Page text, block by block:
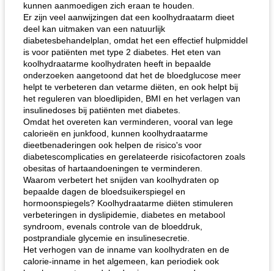
kunnen aanmoedigen zich eraan te houden.
Er zijn veel aanwijzingen dat een koolhydraatarm dieet
deel kan uitmaken van een natuurlijk
diabetesbehandelplan, omdat het een effectief hulpmiddel
is voor patiënten met type 2 diabetes. Het eten van
koolhydraatarme koolhydraten heeft in bepaalde
onderzoeken aangetoond dat het de bloedglucose meer
helpt te verbeteren dan vetarme diëten, en ook helpt bij
het reguleren van bloedlipiden, BMI en het verlagen van
insulinedoses bij patiënten met diabetes.
Omdat het overeten kan verminderen, vooral van lege
calorieën en junkfood, kunnen koolhydraatarme
dieetbenaderingen ook helpen de risico's voor
diabetescomplicaties en gerelateerde risicofactoren zoals
obesitas of hartaandoeningen te verminderen.
Waarom verbetert het snijden van koolhydraten op
bepaalde dagen de bloedsuikerspiegel en
hormoonspiegels? Koolhydraatarme diëten stimuleren
verbeteringen in dyslipidemie, diabetes en metabool
syndroom, evenals controle van de bloeddruk,
postprandiale glycemie en insulinesecretie.
Het verhogen van de inname van koolhydraten en de
calorie-inname in het algemeen, kan periodiek ook